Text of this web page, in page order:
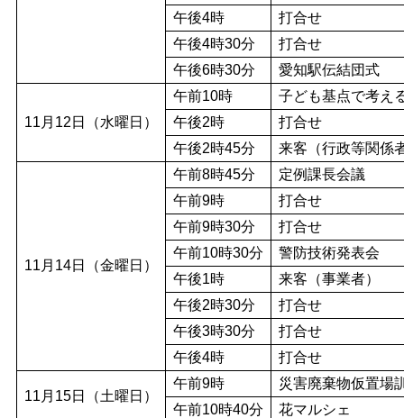
午後4時
打合せ
午後4時30分
打合せ
午後6時30分
愛知駅伝結団式
11月12日（水曜日）
午前10時
子ども基点で考え
午後2時
打合せ
午後2時45分
来客（行政等関係
11月14日（金曜日）
午前8時45分
定例課長会議
午前9時
打合せ
午前9時30分
打合せ
午前10時30分
警防技術発表会
午後1時
来客（事業者）
午後2時30分
打合せ
午後3時30分
打合せ
午後4時
打合せ
11月15日（土曜日）
午前9時
災害廃棄物仮置場
午前10時40分
花マルシェ